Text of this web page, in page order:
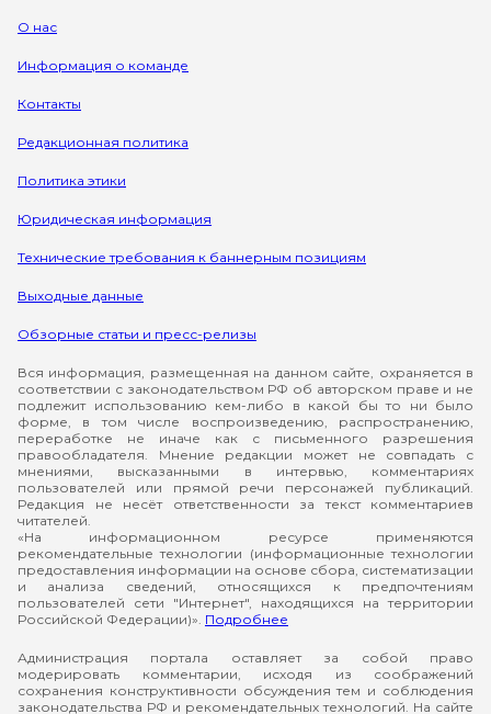
О нас
Информация о команде
Контакты
Редакционная политика
Политика этики
Юридическая информация
Технические требования к баннерным позициям
Выходные данные
Обзорные статьи и пресс-релизы
Вся информация, размещенная на данном сайте, охраняется в
соответствии с законодательством РФ об авторском праве и не
подлежит использованию кем-либо в какой бы то ни было
форме, в том числе воспроизведению, распространению,
переработке не иначе как с письменного разрешения
правообладателя. Мнение редакции может не совпадать с
мнениями, высказанными в интервью, комментариях
пользователей или прямой речи персонажей публикаций.
Редакция не несёт ответственности за текст комментариев
читателей.
«На информационном ресурсе применяются
рекомендательные технологии (информационные технологии
предоставления информации на основе сбора, систематизации
и анализа сведений, относящихся к предпочтениям
пользователей сети "Интернет", находящихся на территории
Российской Федерации)». Подробнее
Администрация портала оставляет за собой право
модерировать комментарии, исходя из соображений
сохранения конструктивности обсуждения тем и соблюдения
законодательства РФ и рекомендательных технологий. На сайте